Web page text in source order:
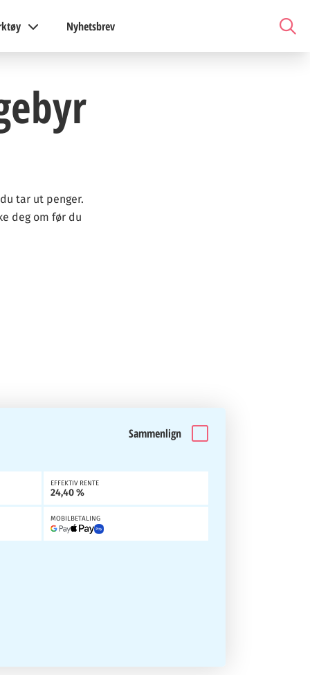
Nyhetsbrev
tar ut penger.
deg om før du
Sammenlign
EFFEKTIV RENTE
24,40 %
MOBILBETALING